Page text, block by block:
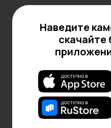
Наведите
скачайте